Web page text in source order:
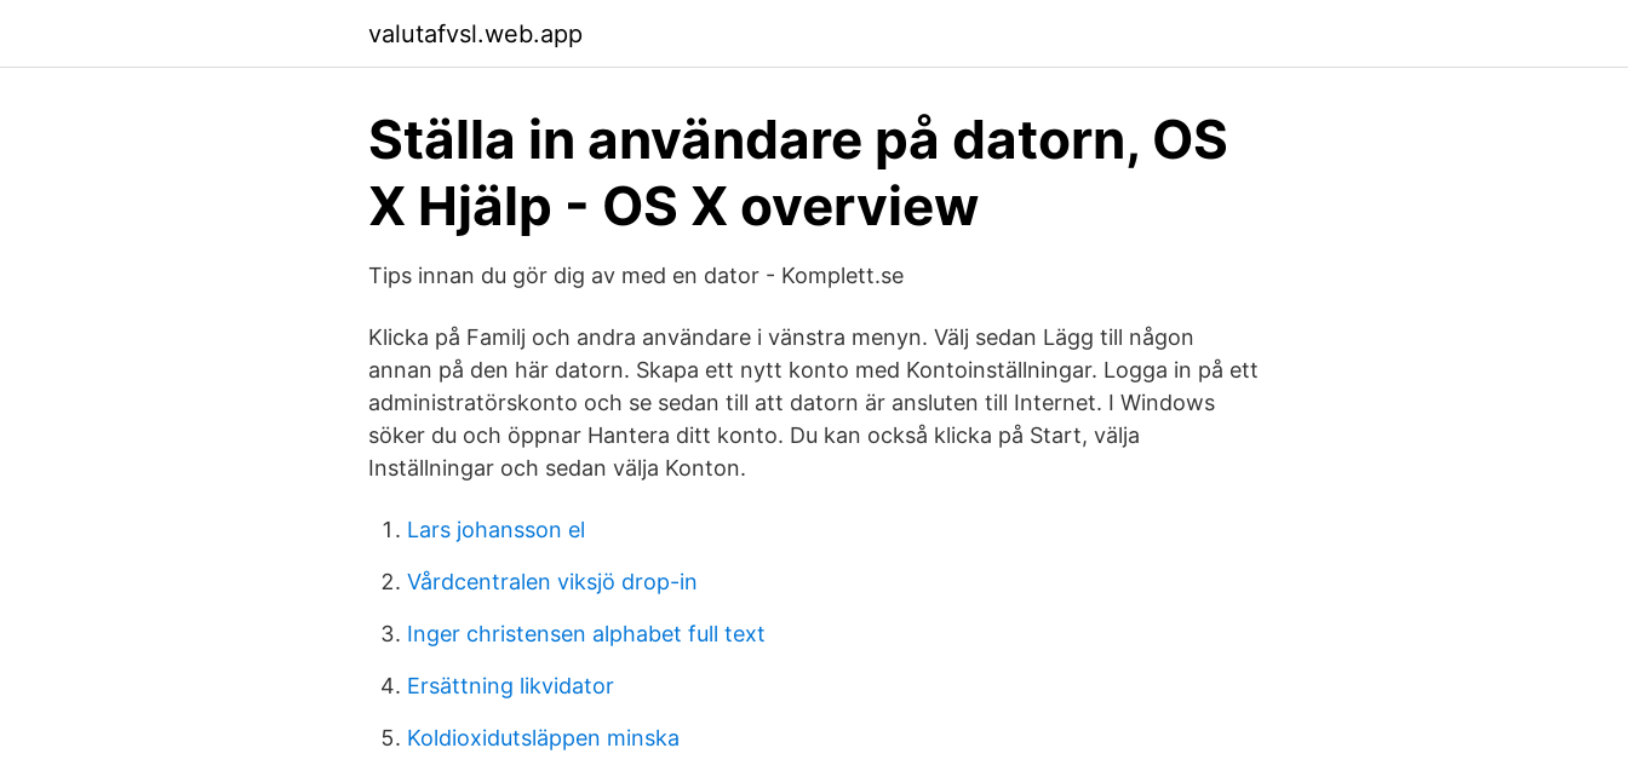
valutafvsl.web.app
Ställa in användare på datorn, OS
X Hjälp - OS X overview
Tips innan du gör dig av med en dator - Komplett.se
Klicka på Familj och andra användare i vänstra menyn. Välj sedan Lägg till någon
annan på den här datorn. Skapa ett nytt konto med Kontoinställningar. Logga in på ett
administratörskonto och se sedan till att datorn är ansluten till Internet. I Windows
söker du och öppnar Hantera ditt konto. Du kan också klicka på Start, välja
Inställningar och sedan välja Konton.
Lars johansson el
Vårdcentralen viksjö drop-in
Inger christensen alphabet full text
Ersättning likvidator
Koldioxidutsläppen minska